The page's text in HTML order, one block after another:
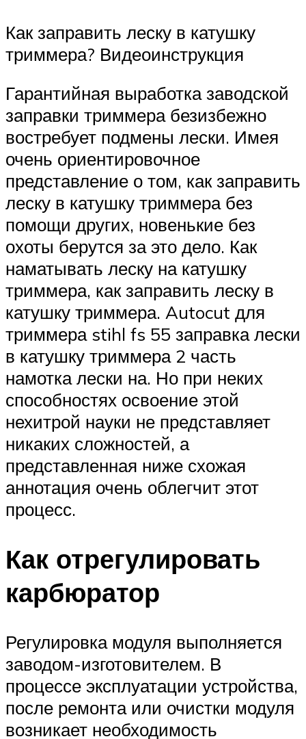
Как заправить леску в катушку
триммера? Видеоинструкция
Гарантийная выработка заводской
заправки триммера безизбежно
востребует подмены лески. Имея
очень ориентировочное
представление о том, как заправить
леску в катушку триммера без
помощи других, новенькие без
охоты берутся за это дело. Как
наматывать леску на катушку
триммера, как заправить леску в
катушку триммера. Autocut для
триммера stihl fs 55 заправка лески
в катушку триммера 2 часть
намотка лески на. Но при неких
способностях освоение этой
нехитрой науки не представляет
никаких сложностей, а
представленная ниже схожая
аннотация очень облегчит этот
процесс.
Как отрегулировать
карбюратор
Регулировка модуля выполняется
заводом-изготовителем. В
процессе эксплуатации устройства,
после ремонта или очистки модуля
возникает необходимость